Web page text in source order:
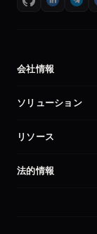
会社情報
会社概要
パートナー
比較
ソリューション
暗号資産取引所ソ
暗号資産取引所スク
リソース
ドキュメント
法的情報